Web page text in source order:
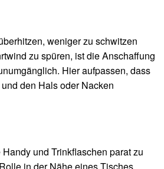
weniger zu schwitzen
zu spüren, ist die Anschaffung
Hier aufpassen, dass
den Hals oder Nacken
und Trinkflaschen parat zu